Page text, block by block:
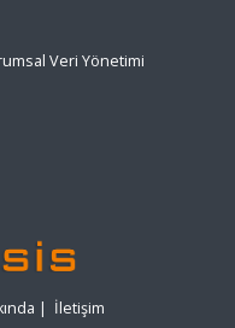
Veri Yönetimi
| İletişim